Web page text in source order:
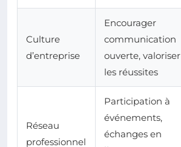
Culture
d’entreprise
Encourager
communication
ouverte, valoriser
les réussites
Réseau
professionnel
Participation à
événements,
échanges en